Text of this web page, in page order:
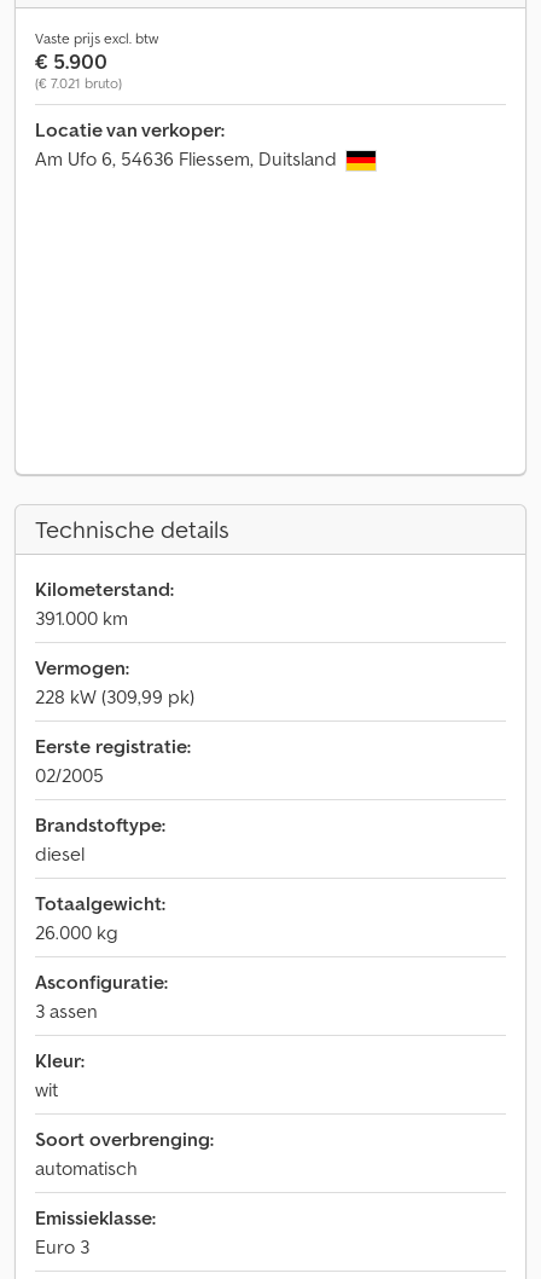
Vaste prijs excl. btw
€ 5.900
(€ 7.021 bruto)
Locatie van verkoper:
Am Ufo 6, 54636 Fliessem, Duitsland
Technische details
Kilometerstand:
391.000 km
Vermogen:
228 kW (309,99 pk)
Eerste registratie:
02/2005
Brandstoftype:
diesel
Totaalgewicht:
26.000 kg
Asconfiguratie:
3 assen
Kleur:
wit
Soort overbrenging:
automatisch
Emissieklasse:
Euro 3